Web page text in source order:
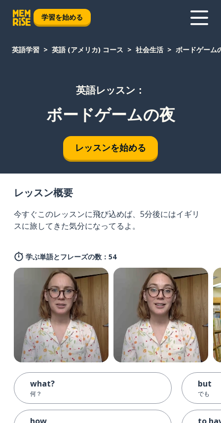
学習を始める
英語学習 英語 (アメリカ) コース 社会生活 ボードゲーム
英語レッスン：
ボードゲームの夜
レッスンを始める
レッスン概要
今すぐこのレッスンに飛び込めば、5分後にはイギリ
スに旅してきた気分になってるよ。
学ぶ単語とフレーズの数：54
what?
何？
but
でも